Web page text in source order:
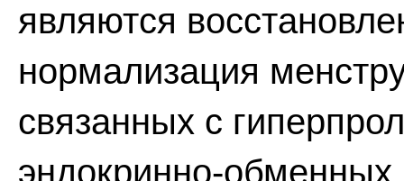
являются
нормализация
связанных с
эндокринно-